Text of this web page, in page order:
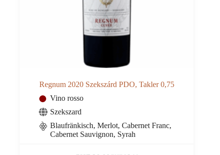
Regnum 2020 Szekszárd PDO, Takler 0,75
Vino rosso
Szekszard
Blaufränkisch, Merlot, Cabernet Franc,
Cabernet Sauvignon, Syrah